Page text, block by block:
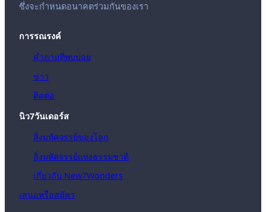
ซึ่งจะกำหนดอนาคตร่วมกันของเรา
การรณรงค์
คำถามที่พบบ่อย
ข่าว
ติดต่อ
นิว7วันเดอร์ส
สิ่งมหัศจรรย์ของโลก
สิ่งมหัศจรรย์แห่งธรรมชาติ
เกี่ยวกับ New7Wonders
เสนอหรือสมัคร